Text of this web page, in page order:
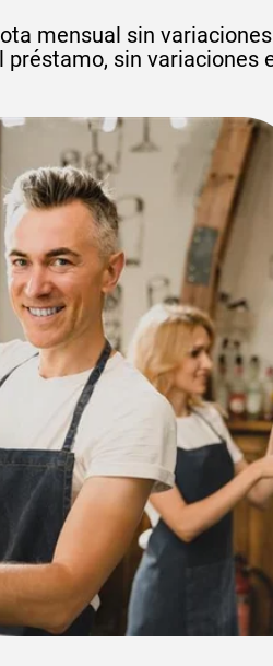
mensual sin variaciones
préstamo, sin variaciones